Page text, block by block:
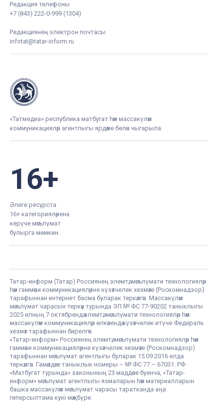
Редакция телефоны
+7 (843) 222-0-999 (1304)
Редакциянең электрон почтасы
infotat@tatar-inform.ru
«Татмедиа» республика матбугат һәм массакүләм
коммуникацияләр агентлыгы ярдәме белән чыгарыла.
16+
Әлеге ресурста
16+ категорияләренә
керүче мәгълүмат
булырга мөмкин.
Татар-информ (Татар) Россиянең элемтә, мәгълүмати технологияләр
һәм гаммәви коммуникацияләрне күзәтчелек хезмәте (Роскомнадзор)
тарафыннан интернет басма буларак теркәлгән. Массакүләм
мәгълүмат чарасын теркәү турында ЭЛ № ФС 77-90202 таныклыгы
2025 елның 7 октябрендә элемтә, мәгълүмати технологияләр һәм
массакүләм коммуникацияләр өлкәсендә күзәтчелек итүче Федераль
хезмәт тарафыннан бирелгән.
«Татар-информ» Россиянең элемтә, мәгълүмати технологияләр һәм
гаммәви коммуникацияләрне күзәтчелек хезмәте (Роскомнадзор)
тарафыннан мәгълүмат агентлыгы буларак 15.09.2016 елда
теркәлгән. Гамәлдәге таныклык номеры – № ФС 77 – 67031. РФ
«Матбугат турында» законының 23 маддәсе буенча, «Татар-
информ» мәгълүмат агентлыгы язмаларын һәм материалларын
башка массакүләм мәгълүмат чарасы таратканда аңа
гиперсылтама кую мәҗбүри.